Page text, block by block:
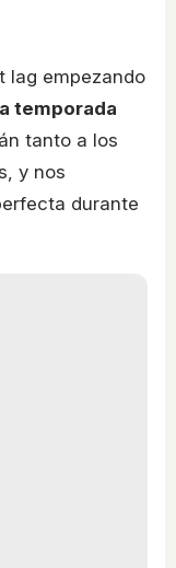
lag empezando
temporada
tanto a los
y nos
durante